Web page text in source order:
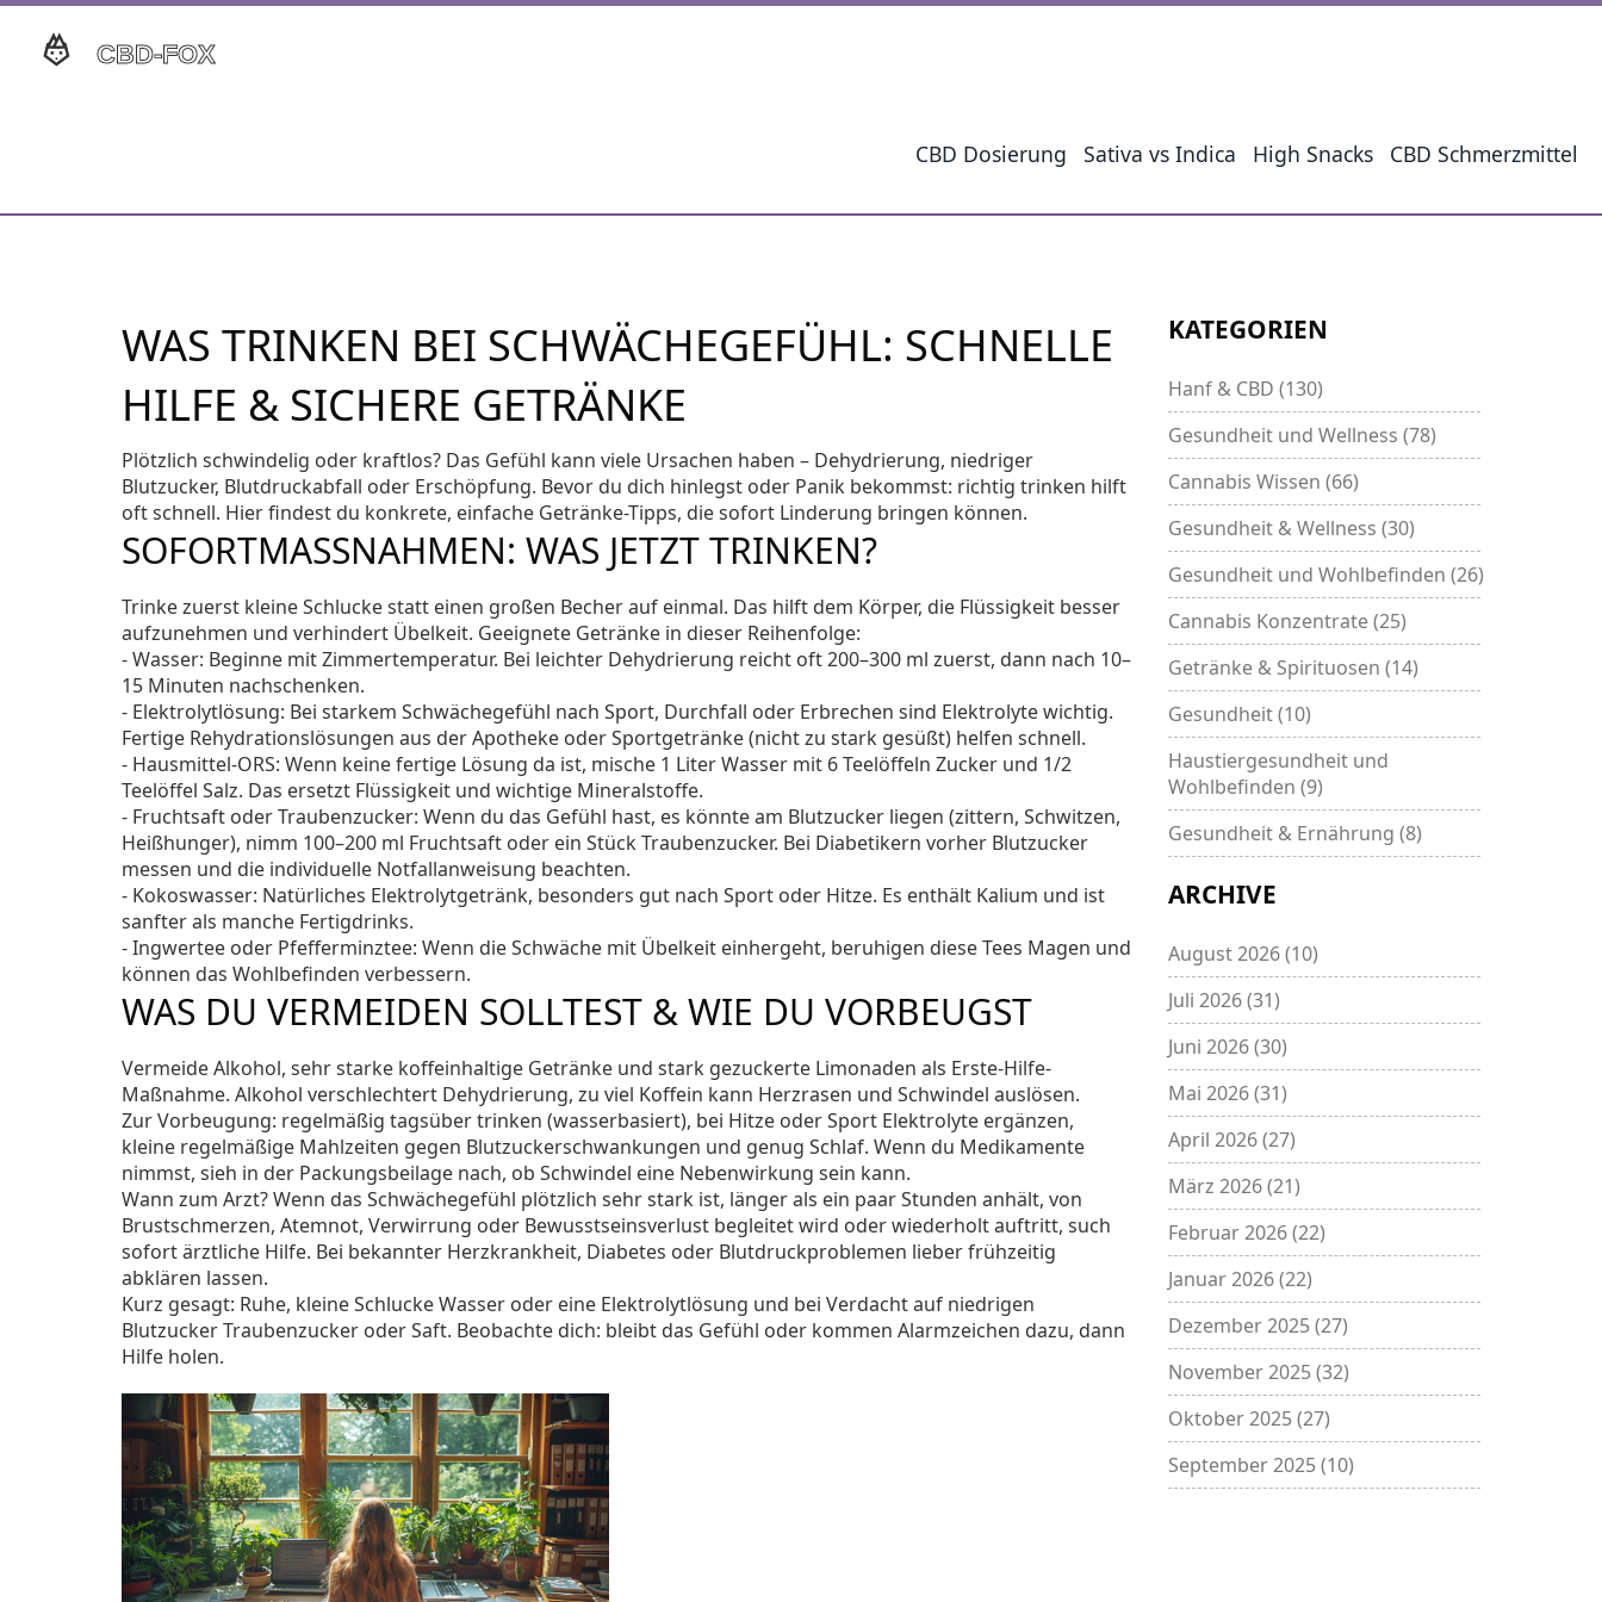
CBD Dosierung Sativa vs Indica High Snacks CBD Schmerzmittel
WAS TRINKEN BEI SCHWÄCHEGEFÜHL: SCHNELLE
HILFE & SICHERE GETRÄNKE
Plötzlich schwindelig oder kraftlos? Das Gefühl kann viele Ursachen haben – Dehydrierung, niedriger
Blutzucker, Blutdruckabfall oder Erschöpfung. Bevor du dich hinlegst oder Panik bekommst: richtig trinken hilft
oft schnell. Hier findest du konkrete, einfache Getränke-Tipps, die sofort Linderung bringen können.
SOFORTMASSNAHMEN: WAS JETZT TRINKEN?
Trinke zuerst kleine Schlucke statt einen großen Becher auf einmal. Das hilft dem Körper, die Flüssigkeit besser
aufzunehmen und verhindert Übelkeit. Geeignete Getränke in dieser Reihenfolge:
- Wasser: Beginne mit Zimmertemperatur. Bei leichter Dehydrierung reicht oft 200–300 ml zuerst, dann nach 10–
15 Minuten nachschenken.
- Elektrolytlösung: Bei starkem Schwächegefühl nach Sport, Durchfall oder Erbrechen sind Elektrolyte wichtig.
Fertige Rehydrationslösungen aus der Apotheke oder Sportgetränke (nicht zu stark gesüßt) helfen schnell.
- Hausmittel-ORS: Wenn keine fertige Lösung da ist, mische 1 Liter Wasser mit 6 Teelöffeln Zucker und 1/2
Teelöffel Salz. Das ersetzt Flüssigkeit und wichtige Mineralstoffe.
- Fruchtsaft oder Traubenzucker: Wenn du das Gefühl hast, es könnte am Blutzucker liegen (zittern, Schwitzen,
Heißhunger), nimm 100–200 ml Fruchtsaft oder ein Stück Traubenzucker. Bei Diabetikern vorher Blutzucker
messen und die individuelle Notfallanweisung beachten.
- Kokoswasser: Natürliches Elektrolytgetränk, besonders gut nach Sport oder Hitze. Es enthält Kalium und ist
sanfter als manche Fertigdrinks.
- Ingwertee oder Pfefferminztee: Wenn die Schwäche mit Übelkeit einhergeht, beruhigen diese Tees Magen und
können das Wohlbefinden verbessern.
WAS DU VERMEIDEN SOLLTEST & WIE DU VORBEUGST
Vermeide Alkohol, sehr starke koffeinhaltige Getränke und stark gezuckerte Limonaden als Erste-Hilfe-
Maßnahme. Alkohol verschlechtert Dehydrierung, zu viel Koffein kann Herzrasen und Schwindel auslösen.
Zur Vorbeugung: regelmäßig tagsüber trinken (wasserbasiert), bei Hitze oder Sport Elektrolyte ergänzen,
kleine regelmäßige Mahlzeiten gegen Blutzuckerschwankungen und genug Schlaf. Wenn du Medikamente
nimmst, sieh in der Packungsbeilage nach, ob Schwindel eine Nebenwirkung sein kann.
Wann zum Arzt? Wenn das Schwächegefühl plötzlich sehr stark ist, länger als ein paar Stunden anhält, von
Brustschmerzen, Atemnot, Verwirrung oder Bewusstseinsverlust begleitet wird oder wiederholt auftritt, such
sofort ärztliche Hilfe. Bei bekannter Herzkrankheit, Diabetes oder Blutdruckproblemen lieber frühzeitig
abklären lassen.
Kurz gesagt: Ruhe, kleine Schlucke Wasser oder eine Elektrolytlösung und bei Verdacht auf niedrigen
Blutzucker Traubenzucker oder Saft. Beobachte dich: bleibt das Gefühl oder kommen Alarmzeichen dazu, dann
Hilfe holen.
KATEGORIEN
Hanf & CBD (130)
Gesundheit und Wellness (78)
Cannabis Wissen (66)
Gesundheit & Wellness (30)
Gesundheit und Wohlbefinden (26)
Cannabis Konzentrate(25)
Getränke & Spirituosen (14)
Gesundheit(10)
Haustiergesundheit und
Wohlbefinden (9)
Gesundheit & Ernährung (8)
ARCHIVE
August 2026(10)
Juli 2026(31)
Juni 2026(30)
Mai 2026(31)
April 2026(27)
März 2026(21)
Februar 2026(22)
Januar 2026(22)
Dezember 2025(27)
November 2025(32)
Oktober 2025(27)
September 2025(10)